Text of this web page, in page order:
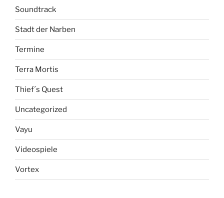
Soundtrack
Stadt der Narben
Termine
Terra Mortis
Thief´s Quest
Uncategorized
Vayu
Videospiele
Vortex